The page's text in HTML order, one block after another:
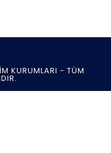
KURUMLARI - TÜM